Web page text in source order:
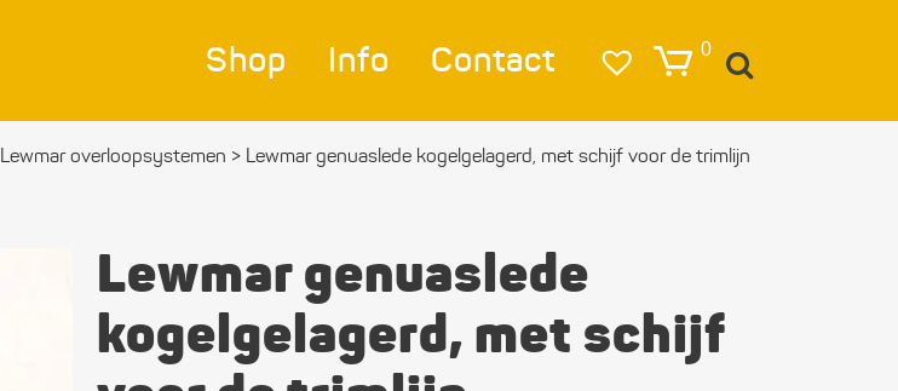
0
Shop
Navigatie
Verlichting
Afmeren & Ankeren
Info Contact
Lewmar overloop­systemen > Lewmar genuaslede kogelgelagerd, met schijf voor de trimlijn
Lewmar genuaslede
kogelgelagerd, met schijf